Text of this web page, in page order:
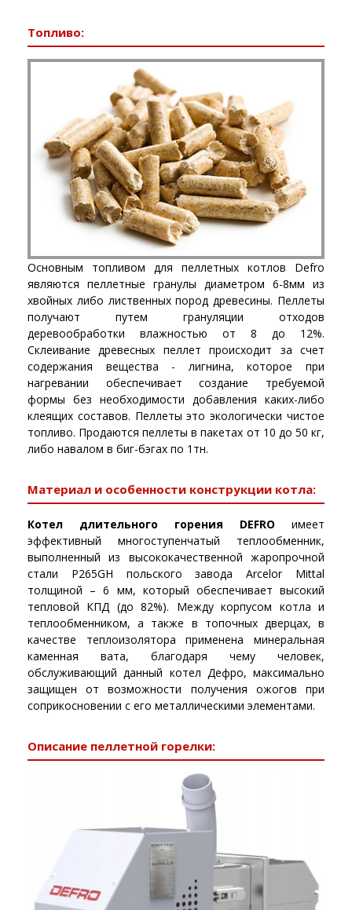
Топливо:
Основным топливом для пеллетных котлов Defro
являются пеллетные гранулы диаметром 6-8мм из
хвойных либо лиственных пород древесины. Пеллеты
получают путем грануляции отходов
деревообработки влажностью от 8 до 12%.
Склеивание древесных пеллет происходит за счет
содержания вещества - лигнина, которое при
нагревании обеспечивает создание требуемой
формы без необходимости добавления каких-либо
клеящих составов. Пеллеты это экологически чистое
топливо. Продаются пеллеты в пакетах от 10 до 50 кг,
либо навалом в биг-бэгах по 1тн.
Материал и особенности конструкции котла:
Котел длительного горения DEFRO имеет
эффективный многоступенчатый теплообменник,
выполненный из высококачественной жаропрочной
стали P265GH польского завода Arcelor Mittal
толщиной – 6 мм, который обеспечивает высокий
тепловой КПД (до 82%). Между корпусом котла и
теплообменником, а также в топочных дверцах, в
качестве теплоизолятора применена минеральная
каменная вата, благодаря чему человек,
обслуживающий данный котел Дефро, максимально
защищен от возможности получения ожогов при
соприкосновении с его металлическими элементами.
Описание пеллетной горелки: